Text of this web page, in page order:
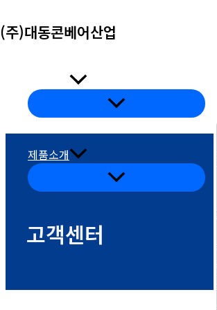
텐
뛰
(주)대동콘베어산업
메
뉴
토
글
제품소개
메
뉴
토
고객센터